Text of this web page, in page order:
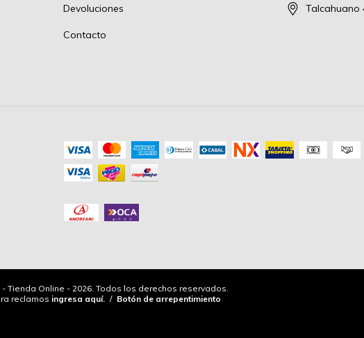
Devoluciones
Contacto
Talcahuano
Tienda Online - 2026. Todos los derechos reservados.
reclamos ingresa aquí. / Botón de arrepentimiento